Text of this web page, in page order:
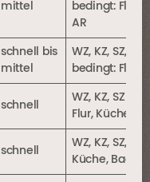
mittel
bedingt: Flur,
AR
schnell bis
mittel
WZ, KZ, SZ,
bedingt: Flur,
schnell
WZ, KZ, SZ
Flur, Küche,
schnell
WZ, KZ, SZ,
Küche, Bad,